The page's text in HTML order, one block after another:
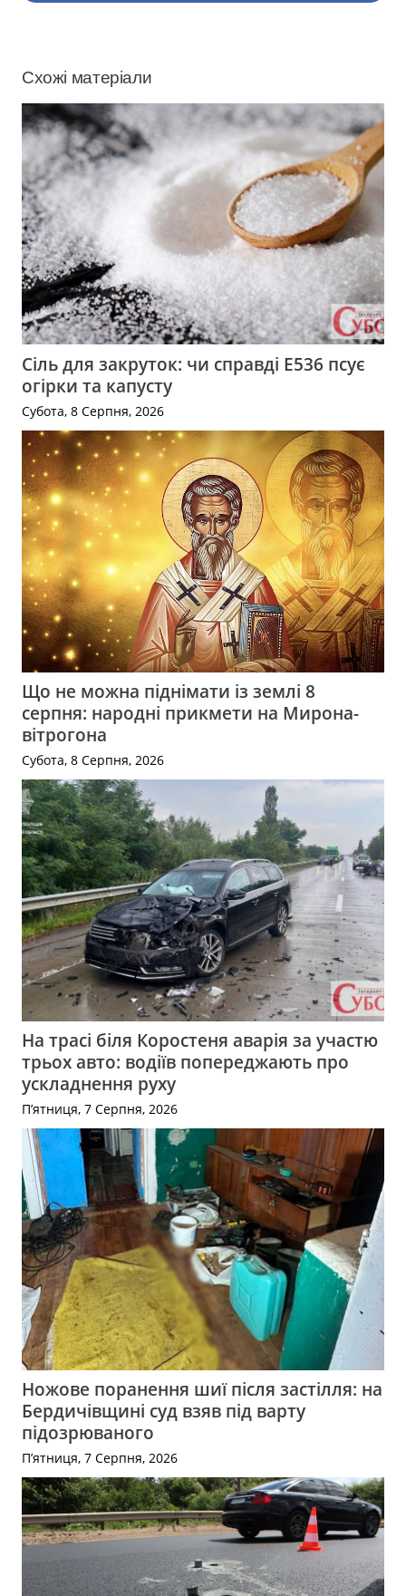
Схожі матеріали
Сіль для закруток: чи справді Е536 псує
огірки та капусту
Субота, 8 Серпня, 2026
Що не можна піднімати із землі 8
серпня: народні прикмети на Мирона-
вітрогона
Субота, 8 Серпня, 2026
На трасі біля Коростеня аварія за участю
трьох авто: водіїв попереджають про
ускладнення руху
П’ятниця, 7 Серпня, 2026
Ножове поранення шиї після застілля: на
Бердичівщині суд взяв під варту
підозрюваного
П’ятниця, 7 Серпня, 2026